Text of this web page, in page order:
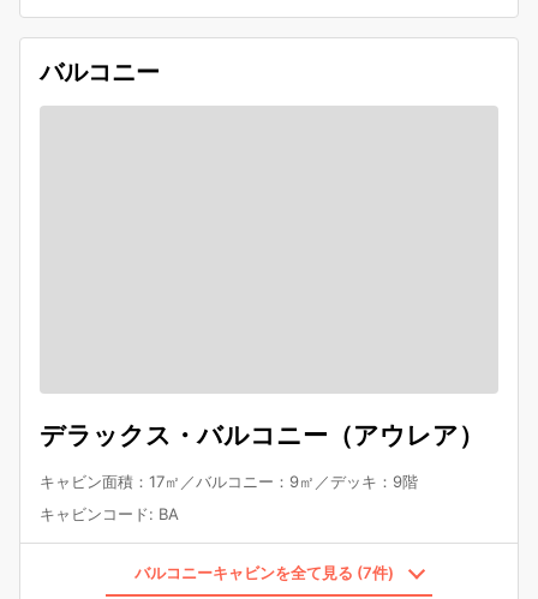
バルコニー
デラックス・バルコニー（アウレア）
キャビン面積：17㎡／バルコニー：9㎡／デッキ：9階
キャビンコード: BA
バルコニーキャビンを全て見る (7件)